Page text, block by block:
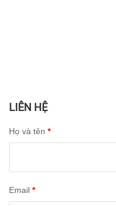
LIÊN HỆ
Họ và tên *
Email *